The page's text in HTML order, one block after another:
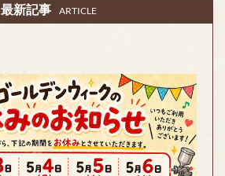
最新記事 ARTICLE